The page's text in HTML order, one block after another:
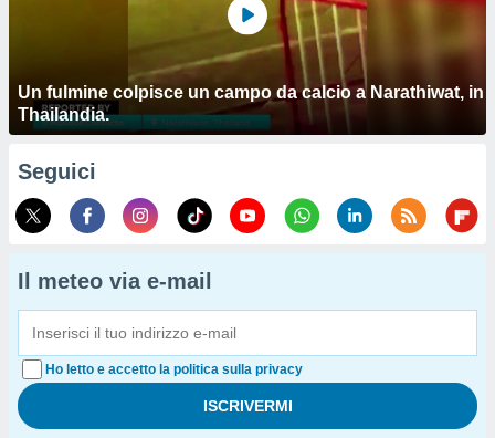
Un fulmine colpisce un campo da calcio a Narathiwat, in
Thailandia.
Seguici
Il meteo via e-mail
Ho letto e accetto la politica sulla privacy